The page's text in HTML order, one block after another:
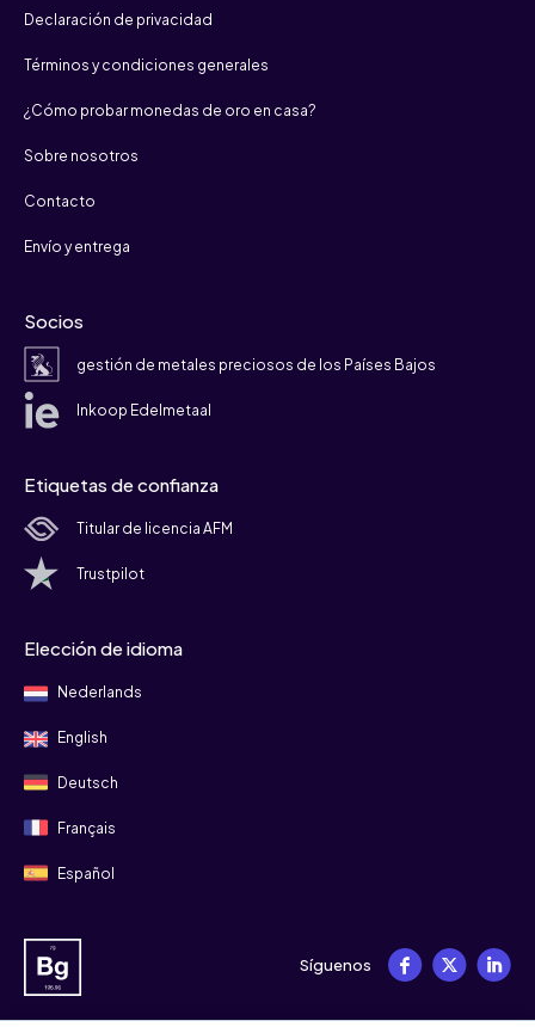
Declaración de privacidad
Términos y condiciones generales
¿Cómo probar monedas de oro en casa?
Sobre nosotros
Contacto
Envío y entrega
Socios
gestión de metales preciosos de los Países Bajos
Inkoop Edelmetaal
Etiquetas de confianza
Titular de licencia AFM
Trustpilot
Elección de idioma
Nederlands
English
Deutsch
Français
Español
Síguenos